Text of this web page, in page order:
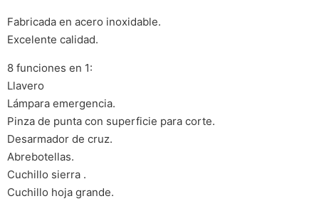
Fabricada en acero inoxidable.
Excelente calidad.
8 funciones en 1:
Llavero
Lámpara emergencia.
Pinza de punta con superficie para corte.
Desarmador de cruz.
Abrebotellas.
Cuchillo sierra .
Cuchillo hoja grande.